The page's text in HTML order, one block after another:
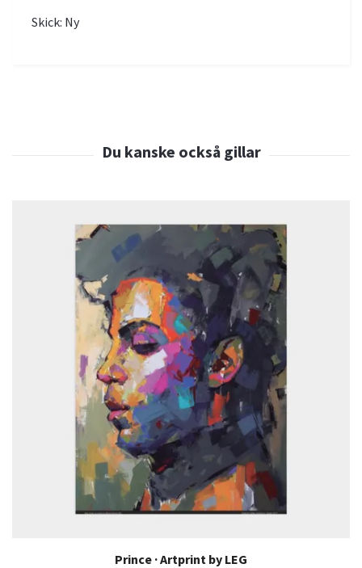
Skick: Ny
Prince · Artprint by LEG